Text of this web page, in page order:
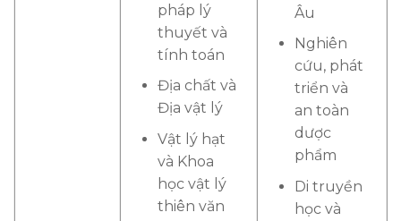
pháp lý
thuyết và
tính toán
Địa chất và
Địa vật lý
Vật lý hạt
và Khoa
học vật lý
thiên văn
Âu
Nghiên
cứu, phát
triển và
an toàn
dược
phẩm
Di truyền
học và